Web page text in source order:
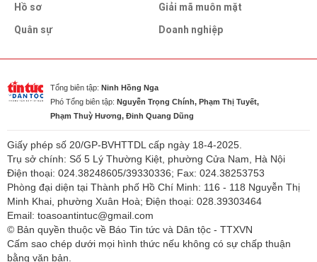
Hồ sơ
Quân sự
Giải mã muôn mặt
Doanh nghiệp
Tổng biên tập: Ninh Hồng Nga
Phó Tổng biên tập: Nguyễn Trọng Chính, Phạm Thị Tuyết,
Phạm Thuỳ Hương, Đinh Quang Dũng
Giấy phép số 20/GP-BVHTTDL cấp ngày 18-4-2025.
Trụ sở chính: Số 5 Lý Thường Kiệt, phường Cửa Nam, Hà Nội
Điện thoại: 024.38248605/39330336; Fax: 024.38253753
Phòng đại diện tại Thành phố Hồ Chí Minh: 116 - 118 Nguyễn Thị
Minh Khai, phường Xuân Hoà; Điện thoại: 028.39303464
Email: toasoantintuc@gmail.com
© Bản quyền thuộc về Báo Tin tức và Dân tộc - TTXVN
Cấm sao chép dưới mọi hình thức nếu không có sự chấp thuận
bằng văn bản.